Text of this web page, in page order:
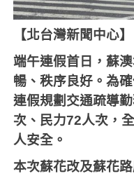
【北台灣新聞中心】
端午連假首日，蘇
暢、秩序良好。為
連假規劃交通疏導
次、民力72人次，
人安全。
本次蘇花改及蘇花